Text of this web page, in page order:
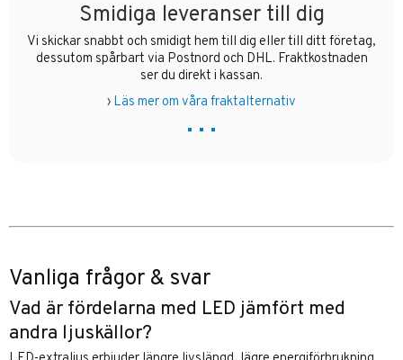
Smidiga leveranser till dig
Vi skickar snabbt och smidigt hem till dig eller till ditt företag,
dessutom spårbart via Postnord och DHL. Fraktkostnaden
ser du direkt i kassan.
› Läs mer om våra fraktalternativ
Vanliga frågor & svar
Vad är fördelarna med LED jämfört med
andra ljuskällor?